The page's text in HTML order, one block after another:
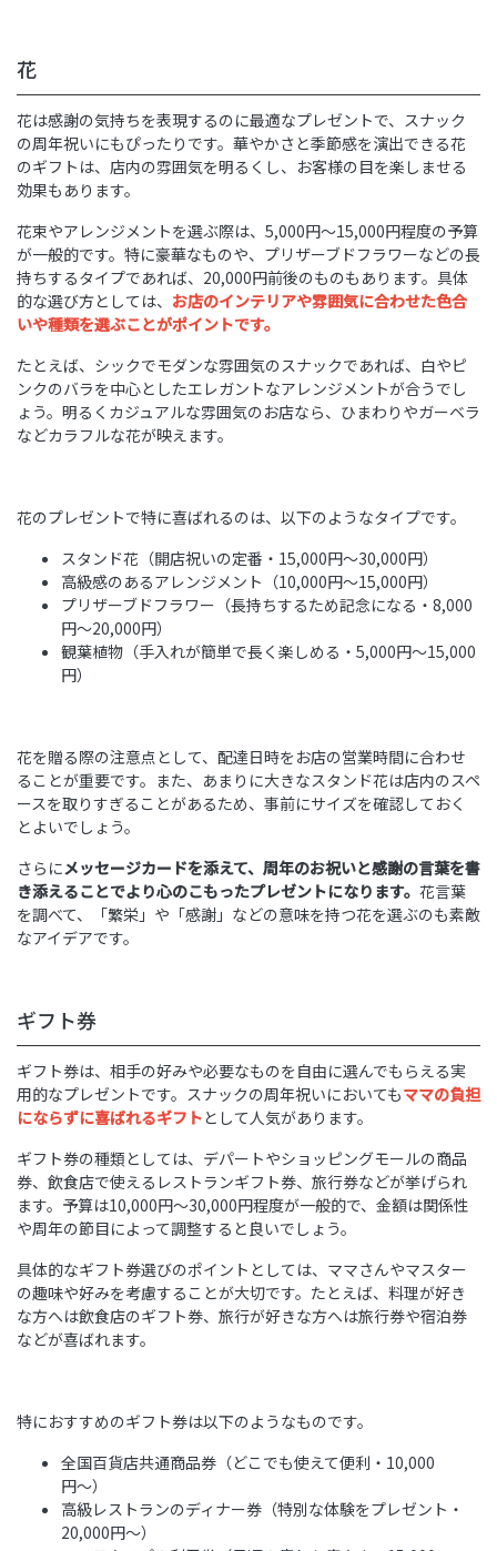
花
花は感謝の気持ちを表現するのに最適なプレゼントで、スナック
の周年祝いにもぴったりです。華やかさと季節感を演出できる花
のギフトは、店内の雰囲気を明るくし、お客様の目を楽しませる
効果もあります。
花束やアレンジメントを選ぶ際は、5,000円〜15,000円程度の予算
が一般的です。特に豪華なものや、プリザーブドフラワーなどの長
持ちするタイプであれば、20,000円前後のものもあります。具体
的な選び方としては、 お店のインテリアや雰囲気に合わせた色合
いや種類を選ぶことがポイントです。
たとえば、シックでモダンな雰囲気のスナックであれば、白やピ
ンクのバラを中心としたエレガントなアレンジメントが合うでし
ょう。明るくカジュアルな雰囲気のお店なら、ひまわりやガーベラ
などカラフルな花が映えます。
花のプレゼントで特に喜ばれるのは、以下のようなタイプです。
スタンド花（開店祝いの定番・15,000円〜30,000円）
高級感のあるアレンジメント（10,000円〜15,000円）
プリザーブドフラワー（長持ちするため記念になる・8,000
円〜20,000円）
観葉植物（手入れが簡単で長く楽しめる・5,000円〜15,000
円）
花を贈る際の注意点として、配達日時をお店の営業時間に合わせ
ることが重要です。また、あまりに大きなスタンド花は店内のスペ
ースを取りすぎることがあるため、事前にサイズを確認しておく
とよいでしょう。
さらにメッセージカードを添えて、周年のお祝いと感謝の言葉を書
き添えることでより心のこもったプレゼントになります。 花言葉
を調べて、「繁栄」や「感謝」などの意味を持つ花を選ぶのも素敵
なアイデアです。
ギフト券
ギフト券は、相手の好みや必要なものを自由に選んでもらえる実
用的なプレゼントです。スナックの周年祝いにおいてもママの負担
にならずに喜ばれるギフトとして人気があります。
ギフト券の種類としては、デパートやショッピングモールの商品
券、飲食店で使えるレストランギフト券、旅行券などが挙げられ
ます。予算は10,000円〜30,000円程度が一般的で、金額は関係性
や周年の節目によって調整すると良いでしょう。
具体的なギフト券選びのポイントとしては、ママさんやマスター
の趣味や好みを考慮することが大切です。たとえば、料理が好き
な方へは飲食店のギフト券、旅行が好きな方へは旅行券や宿泊券
などが喜ばれます。
特におすすめのギフト券は以下のようなものです。
全国百貨店共通商品券（どこでも使えて便利・10,000
円〜）
高級レストランのディナー券（特別な体験をプレゼント・
20,000円〜）